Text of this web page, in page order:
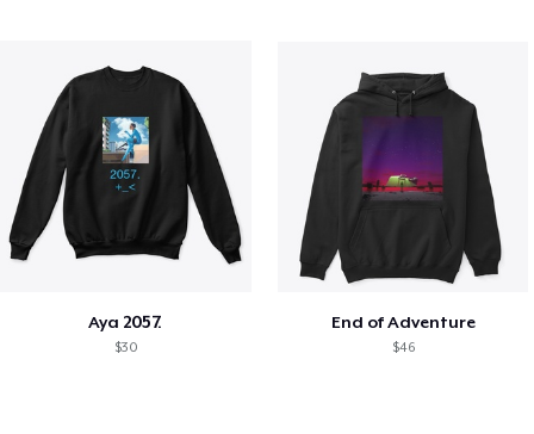
Aya 2057.
$30
End of Adventure
$46